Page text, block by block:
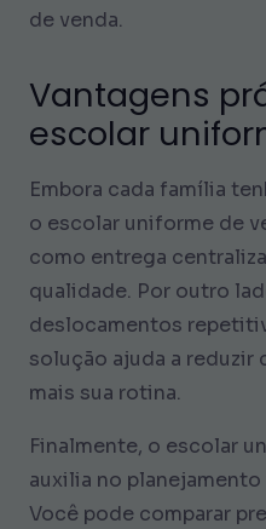
de venda.
Vantagens
escolar
Embora cada família
o escolar uniforme de
como entrega
qualidade. Por outro
deslocamentos
solução ajuda a
mais sua rotina.
Finalmente, o escolar
auxilia no
Você pode comparar